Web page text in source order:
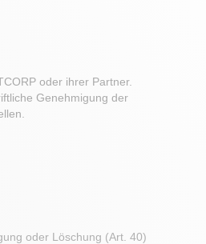
oder ihrer Partner.
Genehmigung der
oder Löschung (Art. 40)